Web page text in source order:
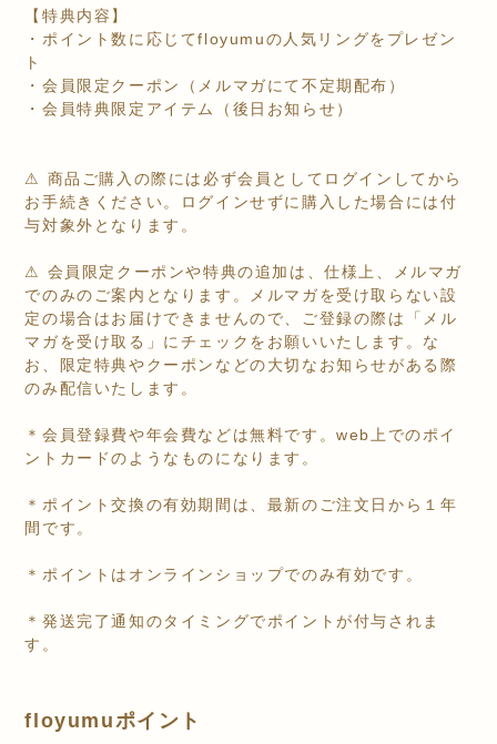
【特典内容】
・ポイント数に応じてfloyumuの人気リングをプレゼン
ト
・会員限定クーポン（メルマガにて不定期配布）
・会員特典限定アイテム（後日お知らせ）
⚠︎ 商品ご購入の際には必ず会員としてログインしてから
お手続きください。ログインせずに購入した場合には付
与対象外となります。
⚠︎ 会員限定クーポンや特典の追加は、仕様上、メルマガ
でのみのご案内となります。メルマガを受け取らない設
定の場合はお届けできませんので、ご登録の際は「メル
マガを受け取る」にチェックをお願いいたします。な
お、限定特典やクーポンなどの大切なお知らせがある際
のみ配信いたします。
＊会員登録費や年会費などは無料です。web上でのポイ
ントカードのようなものになります。
＊ポイント交換の有効期間は、最新のご注文日から１年
間です。
＊ポイントはオンラインショップでのみ有効です。
＊発送完了通知のタイミングでポイントが付与されま
す。
floyumuポイント